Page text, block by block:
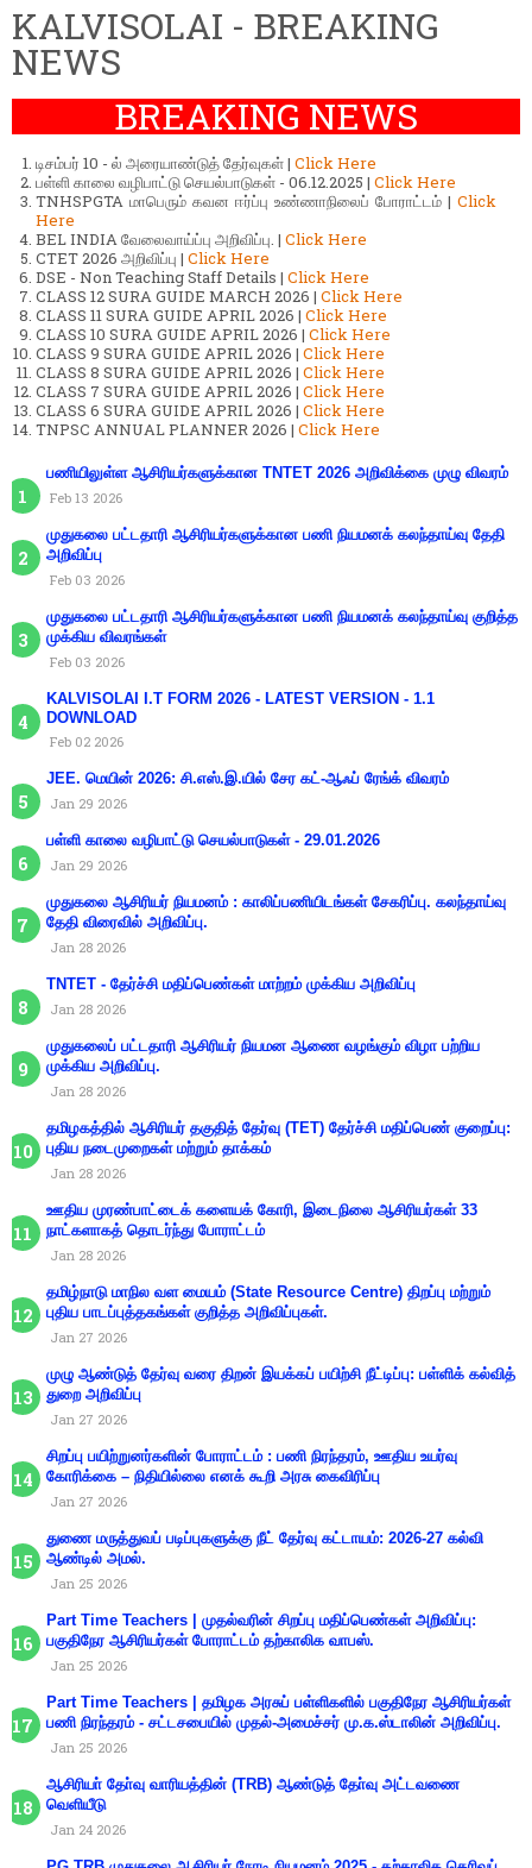
KALVISOLAI - BREAKING
NEWS
BREAKING NEWS
டிசம்பர் 10 - ல் அரையாண்டுத் தேர்வுகள் | Click Here
பள்ளி காலை வழிபாட்டு செயல்பாடுகள் - 06.12.2025 | Click Here
TNHSPGTA மாபெரும் கவன ஈர்ப்பு உண்ணாநிலைப் போராட்டம் | Click
Here
BEL INDIA வேலைவாய்ப்பு அறிவிப்பு. | Click Here
CTET 2026 அறிவிப்பு | Click Here
DSE - Non Teaching Staff Details | Click Here
CLASS 12 SURA GUIDE MARCH 2026 | Click Here
CLASS 11 SURA GUIDE APRIL 2026 | Click Here
CLASS 10 SURA GUIDE APRIL 2026 | Click Here
CLASS 9 SURA GUIDE APRIL 2026 | Click Here
CLASS 8 SURA GUIDE APRIL 2026 | Click Here
CLASS 7 SURA GUIDE APRIL 2026 | Click Here
CLASS 6 SURA GUIDE APRIL 2026 | Click Here
TNPSC ANNUAL PLANNER 2026 | Click Here
பணியிலுள்ள ஆசிரியர்களுக்கான TNTET 2026 அறிவிக்கை முழு விவரம்
Feb 13 2026
முதுகலை பட்டதாரி ஆசிரியர்களுக்கான பணி நியமனக் கலந்தாய்வு தேதி
அறிவிப்பு
Feb 03 2026
முதுகலை பட்டதாரி ஆசிரியர்களுக்கான பணி நியமனக் கலந்தாய்வு குறித்த
முக்கிய விவரங்கள்
Feb 03 2026
KALVISOLAI I.T FORM 2026 - LATEST VERSION - 1.1
DOWNLOAD
Feb 02 2026
JEE. மெயின் 2026: சி.எஸ்.இ.யில் சேர கட்-ஆஃப் ரேங்க் விவரம்
Jan 29 2026
பள்ளி காலை வழிபாட்டு செயல்பாடுகள் - 29.01.2026
Jan 29 2026
முதுகலை ஆசிரியர் நியமனம் : காலிப்பணியிடங்கள் சேகரிப்பு. கலந்தாய்வு
தேதி விரைவில் அறிவிப்பு.
Jan 28 2026
TNTET - தேர்ச்சி மதிப்பெண்கள் மாற்றம் முக்கிய அறிவிப்பு
Jan 28 2026
முதுகலைப் பட்டதாரி ஆசிரியர் நியமன ஆணை வழங்கும் விழா பற்றிய
முக்கிய அறிவிப்பு.
Jan 28 2026
தமிழகத்தில் ஆசிரியர் தகுதித் தேர்வு (TET) தேர்ச்சி மதிப்பெண் குறைப்பு:
புதிய நடைமுறைகள் மற்றும் தாக்கம்
Jan 28 2026
ஊதிய முரண்பாட்டைக் களையக் கோரி, இடைநிலை ஆசிரியர்கள் 33
நாட்களாகத் தொடர்ந்து போராட்டம்
Jan 28 2026
தமிழ்நாடு மாநில வள மையம் (State Resource Centre) திறப்பு மற்றும்
புதிய பாடப்புத்தகங்கள் குறித்த அறிவிப்புகள்.
Jan 27 2026
முழு ஆண்டுத் தேர்வு வரை திறன் இயக்கப் பயிற்சி நீட்டிப்பு: பள்ளிக் கல்வித்
துறை அறிவிப்பு
Jan 27 2026
சிறப்பு பயிற்றுனர்களின் போராட்டம் : பணி நிரந்தரம், ஊதிய உயர்வு
கோரிக்கை – நிதியில்லை எனக் கூறி அரசு கைவிரிப்பு
Jan 27 2026
துணை மருத்துவப் படிப்புகளுக்கு நீட் தேர்வு கட்டாயம்: 2026-27 கல்வி
ஆண்டில் அமல்.
Jan 25 2026
Part Time Teachers | முதல்வரின் சிறப்பு மதிப்பெண்கள் அறிவிப்பு:
பகுதிநேர ஆசிரியர்கள் போராட்டம் தற்காலிக வாபஸ்.
Jan 25 2026
Part Time Teachers | தமிழக அரசுப் பள்ளிகளில் பகுதிநேர ஆசிரியர்கள்
பணி நிரந்தரம் - சட்டசபையில் முதல்-அமைச்சர் மு.க.ஸ்டாலின் அறிவிப்பு.
Jan 25 2026
ஆசிரியா் தோ்வு வாரியத்தின் (TRB) ஆண்டுத் தோ்வு அட்டவணை
வெளியீடு
Jan 24 2026